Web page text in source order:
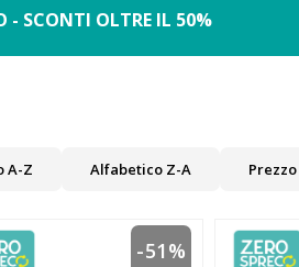
- SCONTI OLTRE IL 50%
A-Z Alfabetico Z-A
-51%